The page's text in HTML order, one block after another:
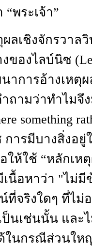
“พระเจ้า”
ผลเชิงจักรวาล
ของไลบ์นิซ (
าการอ้างเหตุ
ถามว่าทำไมจึ
something
ารมีบางสิ่งอยู่
ให้ใช้ “หลักเห
เนื้อหาว่า "ไม่มี
ที่จริงใดๆ ที่ไม่
ป็นเช่นนั้น และ
ในกรณีส่วนให